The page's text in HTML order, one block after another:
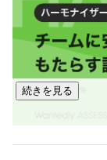
の内容を記録す
営業のパフォー
https://
1クリックでお客
Teamsなどのオ
続きを見る